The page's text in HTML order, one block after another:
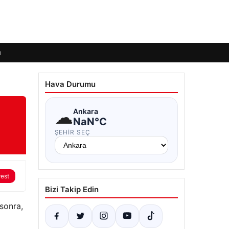
Hava Durumu
☁Ankara
NaN°C
ŞEHIR SEÇ
Bizi Takip Edin